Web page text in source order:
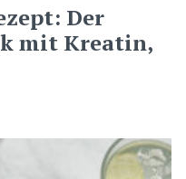
Der
mit Kreatin,